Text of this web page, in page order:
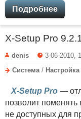
Подробнее
X-Setup Pro
denis 3-06-2010,
Система/ Настройка
X-Setup Pro —
позволит поменять
не доступных для